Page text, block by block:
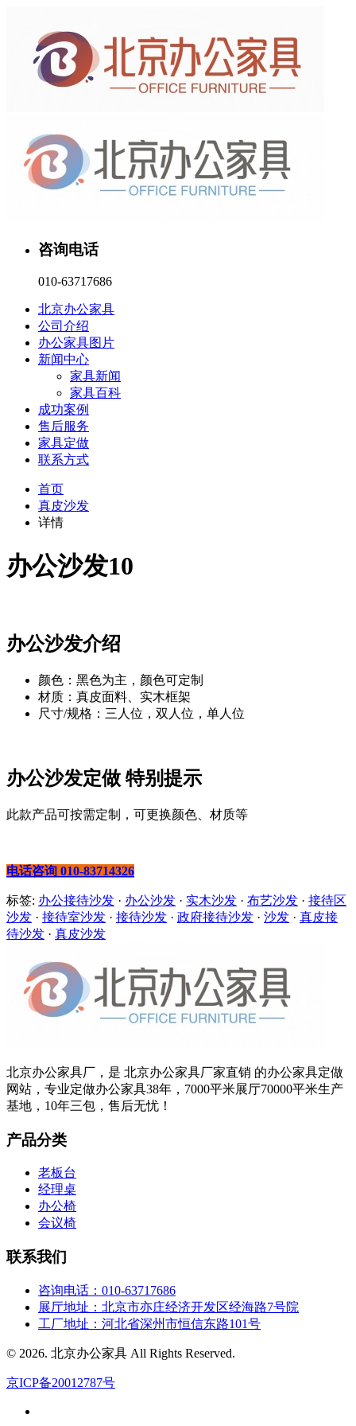
咨询电话
010-63717686
北京办公家具
公司介绍
办公家具图片
新闻中心
家具新闻
家具百科
成功案例
售后服务
家具定做
联系方式
首页
真皮沙发
详情
办公沙发10
办公沙发介绍
颜色：黑色为主，颜色可定制
材质：真皮面料、实木框架
尺寸/规格：三人位，双人位，单人位
办公沙发定做 特别提示
此款产品可按需定制，可更换颜色、材质等
电话咨询 010-83714326
标签: 办公接待沙发 · 办公沙发 · 实木沙发 · 布艺沙发 · 接待区
沙发 · 接待室沙发 · 接待沙发 · 政府接待沙发 · 沙发 · 真皮接
待沙发 · 真皮沙发
北京办公家具厂，是 北京办公家具厂家直销 的办公家具定做
网站，专业定做办公家具38年，7000平米展厅70000平米生产
基地，10年三包，售后无忧！
产品分类
老板台
经理桌
办公椅
会议椅
联系我们
咨询电话：010-63717686
展厅地址：北京市亦庄经济开发区经海路7号院
工厂地址：河北省深州市恒信东路101号
© 2026. 北京办公家具 All Rights Reserved.
京ICP备20012787号